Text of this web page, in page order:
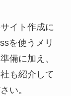
イト作成に
を使うメリ
備に加え、
も紹介して
い。